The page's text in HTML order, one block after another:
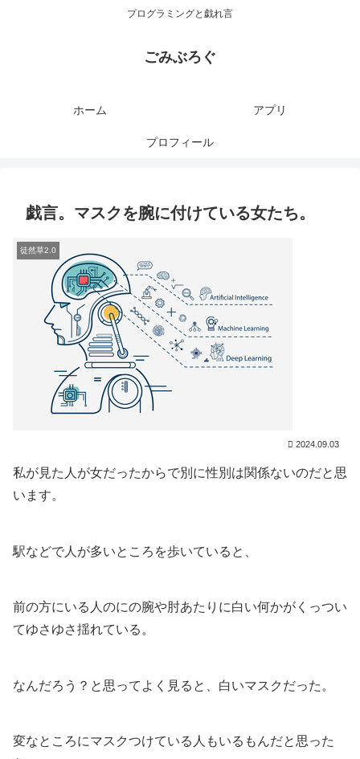
プログラミングと戯れ言
ごみぶろぐ
ホーム アプリ
プロフィール
戯言。マスクを腕に付けている女たち。
徒然草2.0
2024.09.03
私が見た人が女だったからで別に性別は関係ないのだと思
います。
駅などで人が多いところを歩いていると、
前の方にいる人のにの腕や肘あたりに白い何かがくっつい
てゆさゆさ揺れている。
なんだろう？と思ってよく見ると、白いマスクだった。
変なところにマスクつけている人もいるもんだと思った